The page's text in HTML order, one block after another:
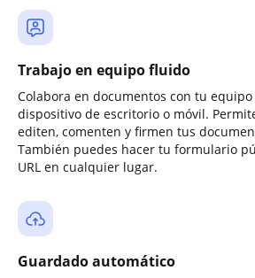
Trabajo en equipo fluido
Colabora en documentos con tu
dispositivo de escritorio o móvil.
editen, comenten y firmen tus
También puedes hacer tu formulario
URL en cualquier lugar.
Guardado automático